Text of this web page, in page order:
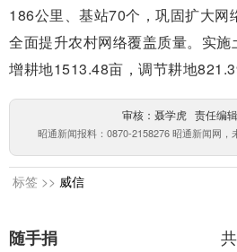
186公里、基站70个，巩固扩大网
全面提升农村网络覆盖质量。实
增耕地1513.48亩，调节耕地
审核：聂学虎 责任编
昭通新闻报料：0870-2158276 昭通新闻网，
标签 >> 威信
共
随手捐